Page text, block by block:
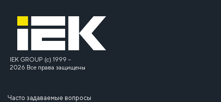
IEK GROUP (c) 1999 –
2026 Все права защищены
Часто задаваемые вопросы